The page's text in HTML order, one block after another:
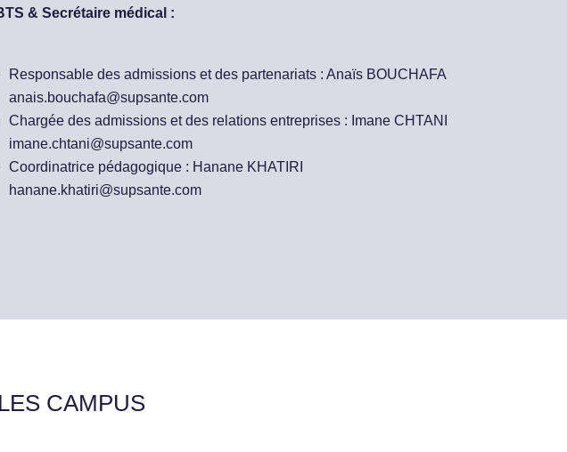
& Secrétaire médical :
Responsable des admissions et des partenariats : Anaïs BOUCHAFA
anais.bouchafa@supsante.com
Chargée des admissions et des relations entreprises : Imane CHTANI
imane.chtani@supsante.com
Coordinatrice pédagogique : Hanane KHATIRI
hanane.khatiri@supsante.com
CAMPUS